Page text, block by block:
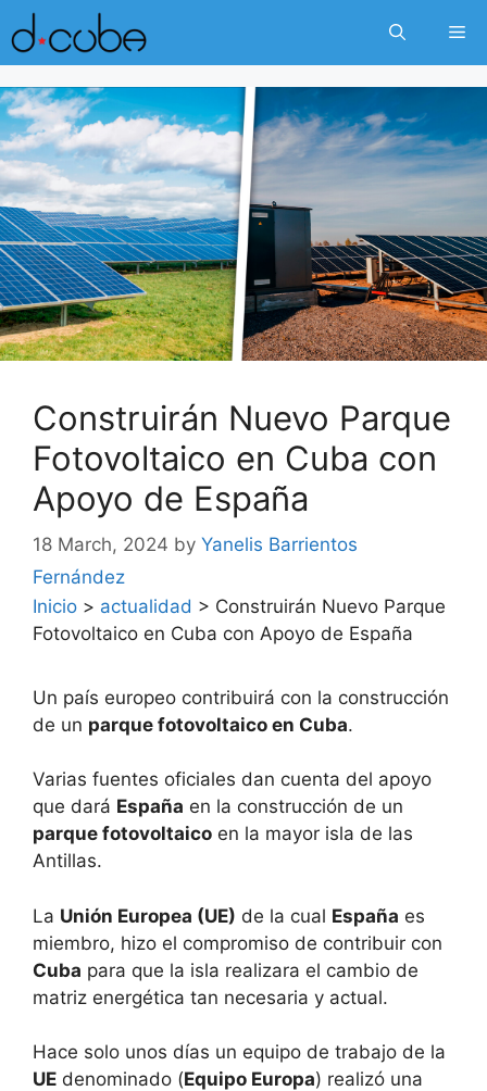
Skip
to
content
Construirán Nuevo Parque
Fotovoltaico en Cuba con
Apoyo de España
18 March, 2024 by Yanelis Barrientos
Fernández
Inicio > actualidad > Construirán Nuevo Parque
Fotovoltaico en Cuba con Apoyo de España
Un país europeo contribuirá con la construcción
de un parque fotovoltaico en Cuba.
Varias fuentes oficiales dan cuenta del apoyo
que dará España en la construcción de un
parque fotovoltaico en la mayor isla de las
Antillas.
La Unión Europea (UE) de la cual España es
miembro, hizo el compromiso de contribuir con
Cuba para que la isla realizara el cambio de
matriz energética tan necesaria y actual.
Hace solo unos días un equipo de trabajo de la
UE denominado (Equipo Europa) realizó una